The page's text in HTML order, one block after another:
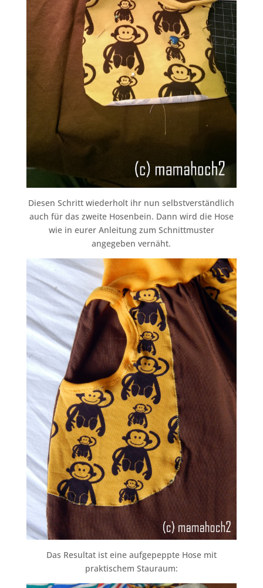
Diesen Schritt wiederholt ihr nun selbstverständlich
auch für das zweite Hosenbein. Dann wird die Hose
wie in eurer Anleitung zum Schnittmuster
angegeben vernäht.
Das Resultat ist eine aufgepeppte Hose mit
praktischem Stauraum: